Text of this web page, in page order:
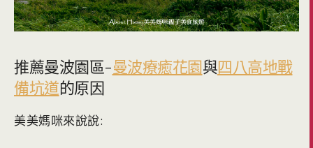
推薦曼波園區-曼波療癒花園與四八高地戰
備坑道的原因
美美媽咪來說說: